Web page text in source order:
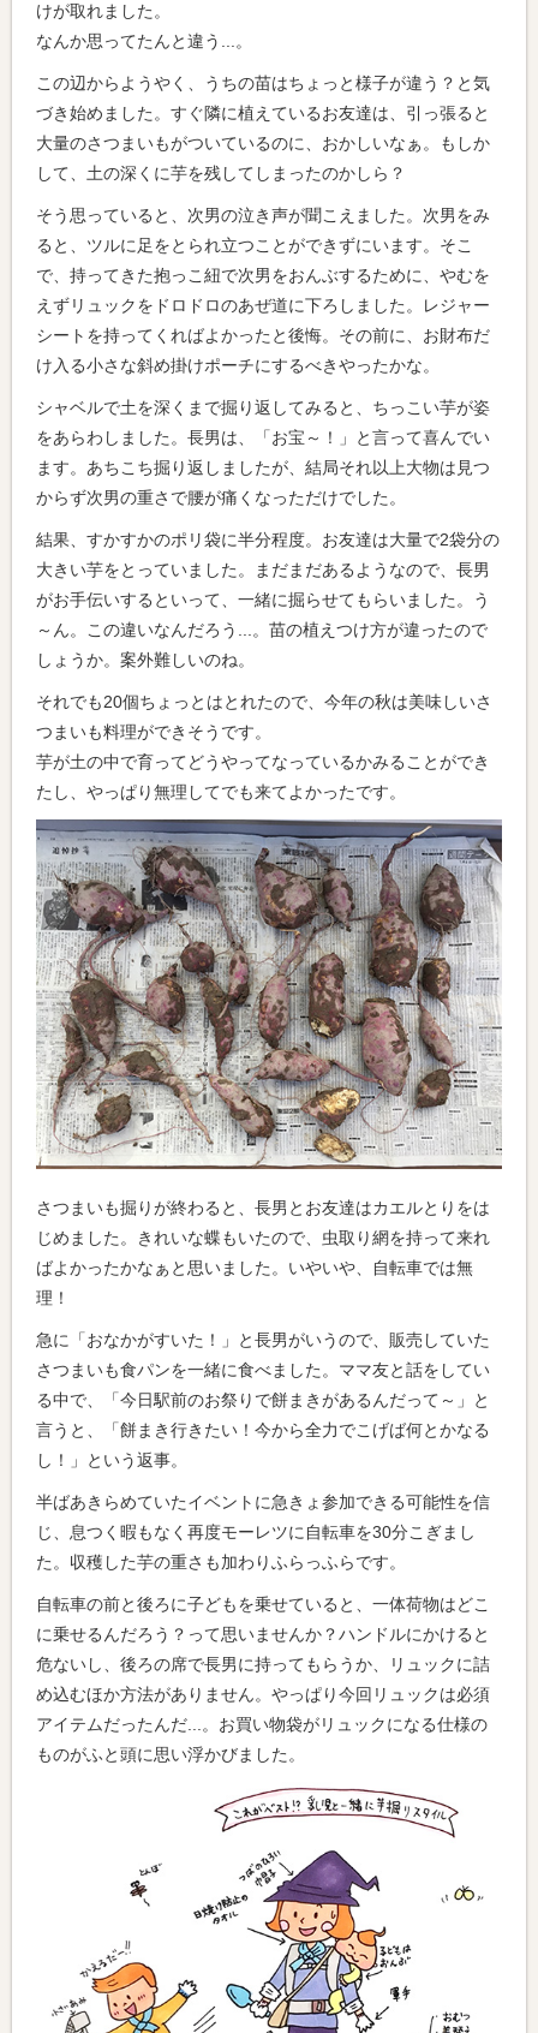
けが取れました。
なんか思ってたんと違う...。
この辺からようやく、うちの苗はちょっと様子が違う？と気
づき始めました。すぐ隣に植えているお友達は、引っ張ると
大量のさつまいもがついているのに、おかしいなぁ。もしか
して、土の深くに芋を残してしまったのかしら？
そう思っていると、次男の泣き声が聞こえました。次男をみ
ると、ツルに足をとられ立つことができずにいます。そこ
で、持ってきた抱っこ紐で次男をおんぶするために、やむを
えずリュックをドロドロのあぜ道に下ろしました。レジャー
シートを持ってくればよかったと後悔。その前に、お財布だ
け入る小さな斜め掛けポーチにするべきやったかな。
シャベルで土を深くまで掘り返してみると、ちっこい芋が姿
をあらわしました。長男は、「お宝～！」と言って喜んでい
ます。あちこち掘り返しましたが、結局それ以上大物は見つ
からず次男の重さで腰が痛くなっただけでした。
結果、すかすかのポリ袋に半分程度。お友達は大量で2袋分の
大きい芋をとっていました。まだまだあるようなので、長男
がお手伝いするといって、一緒に掘らせてもらいました。う
～ん。この違いなんだろう...。苗の植えつけ方が違ったので
しょうか。案外難しいのね。
それでも20個ちょっとはとれたので、今年の秋は美味しいさ
つまいも料理ができそうです。
芋が土の中で育ってどうやってなっているかみることができ
たし、やっぱり無理してでも来てよかったです。
さつまいも掘りが終わると、長男とお友達はカエルとりをは
じめました。きれいな蝶もいたので、虫取り網を持って来れ
ばよかったかなぁと思いました。いやいや、自転車では無
理！
急に「おなかがすいた！」と長男がいうので、販売していた
さつまいも食パンを一緒に食べました。ママ友と話をしてい
る中で、「今日駅前のお祭りで餅まきがあるんだって～」と
言うと、「餅まき行きたい！今から全力でこげば何とかなる
し！」という返事。
半ばあきらめていたイベントに急きょ参加できる可能性を信
じ、息つく暇もなく再度モーレツに自転車を30分こぎまし
た。収穫した芋の重さも加わりふらっふらです。
自転車の前と後ろに子どもを乗せていると、一体荷物はどこ
に乗せるんだろう？って思いませんか？ハンドルにかけると
危ないし、後ろの席で長男に持ってもらうか、リュックに詰
め込むほか方法がありません。やっぱり今回リュックは必須
アイテムだったんだ...。お買い物袋がリュックになる仕様の
ものがふと頭に思い浮かびました。